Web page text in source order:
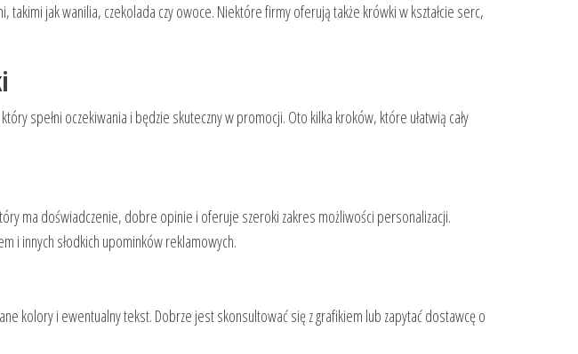
jak wanilia, czekolada czy owoce. Niektóre firmy oferują także krówki w kształcie serc,
spełni oczekiwania i będzie skuteczny w promocji. Oto kilka kroków, które ułatwią cały
ma doświadczenie, dobre opinie i oferuje szeroki zakres możliwości personalizacji.
i innych słodkich upominków reklamowych.
kolory i ewentualny tekst. Dobrze jest skonsultować się z grafikiem lub zapytać dostawcę o